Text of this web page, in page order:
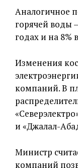
Аналогичное
горячей воды
годах и на 8%
Изменения
компаний. В
и «Джалал-
Министр
компаний